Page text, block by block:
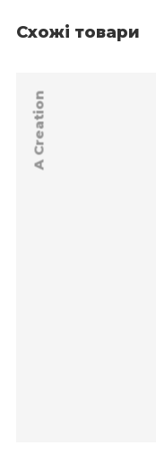
Схожі товари
A Creation